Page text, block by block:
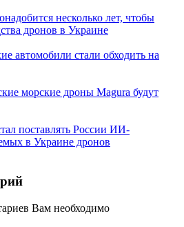
несколько лет, чтобы
дронов в Украине
автомобили стали обходить на
морские дроны Magura будут
поставлять России ИИ-
в Украине дронов
Вам необходимо